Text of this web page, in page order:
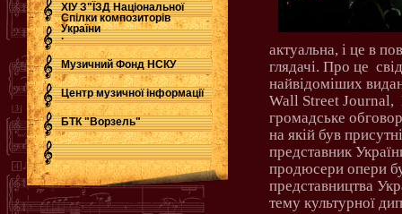
ХІУ З"ЇЗД Національної
Спілки композиторів
України
.
Музичний Фонд НСКУ
Центр музичної інформації
БТК "Ворзель"
актуальна, і це в
глядачі. Про це
найвідоміших
Wall Street Journal,
громадське
на якій був
представник
продюсери опери
представництва
тему культурної